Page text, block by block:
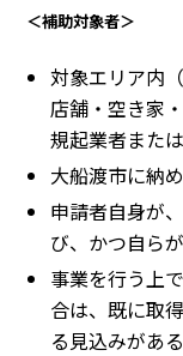
＜補助対象者＞
対象エリア内
店舗・空き家
規起業者また
大船渡市に納
申請者自身が
び、かつ自ら
事業を行う上
合は、既に取
る見込みがある